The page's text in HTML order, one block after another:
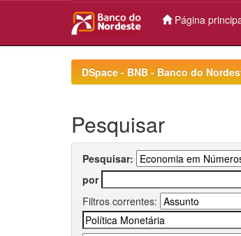
Página
DSpace - BNB - Banco do
Pesquisar
Pesquisar:
por
Filtros correntes: